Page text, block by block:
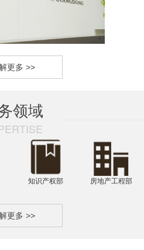
更多 >>
领域
知识产权部 房地产工程部
更多 >>